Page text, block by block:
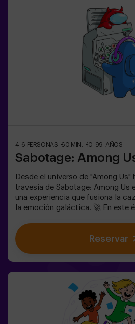
actividad física y tecnológica,
es fundamental. 🏆 ¡Y lo mejor de
primeros en traer esta innovadora
🙌 Siente la adrenalina y eleva tu
hoy mismo.✅ Ideal para planes
adolescentesTodos los menores
acompañados de un adulto que
requiere calzado deportivo para
con tacones, plataformas o
4-6 PERSONAS 60 MIN. 10-99 AÑOS
Sabotage: Among
Desde el universo de "Among
travesía de Sabotage: Among Us
una experiencia que fusiona la
la emoción galáctica. 🚀 En este
aumenta, ya que impostores se
compañeros. Usa tus habilidades
observación y mejora tu
adolescentes | familias
única donde la realidad y el juego
fascinante Sabotage: Among Us
Reservar